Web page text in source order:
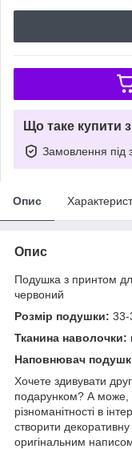
Що таке купити
Замовлення під
Опис
Опис
Подушка з принтом
червоний
Розмір подушки: 33-
Тканина наволочки:
Наповнювач
Хочете здивувати
подарунком? А може,
різноманітності в
створити
оригінальним